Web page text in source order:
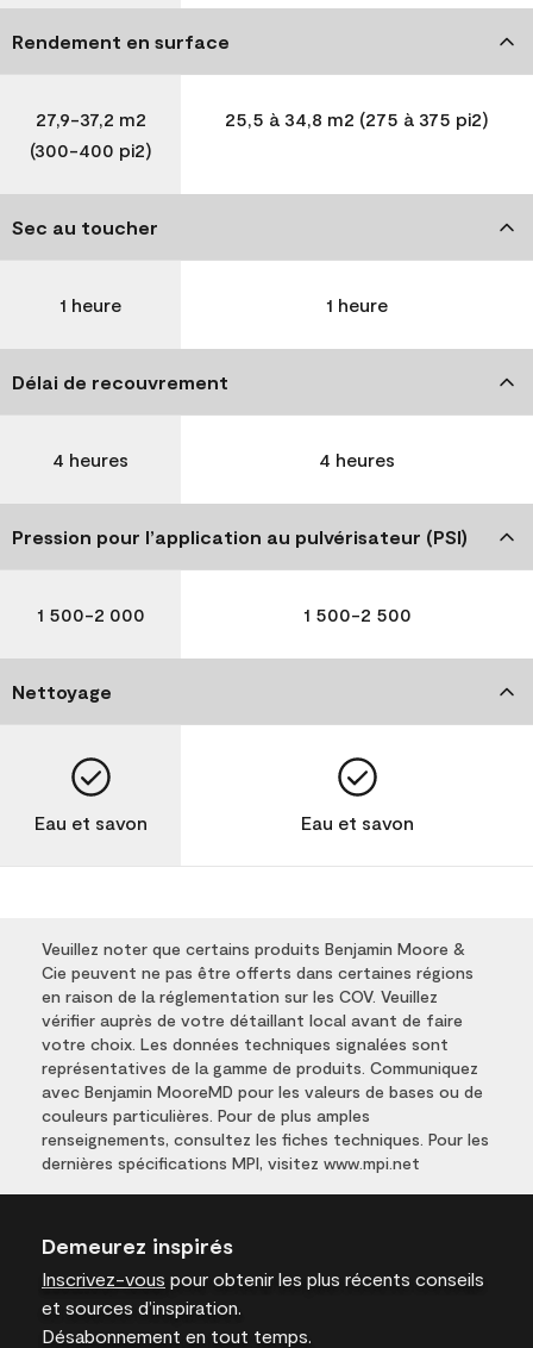
Rendement en surface
27,9-37,2 m2
(300-400 pi2)
25,5 à 34,8 m2 (275 à 375 pi2)
Sec au toucher
1 heure 1 heure
Délai de recouvrement
4 heures 4 heures
Pression pour l’application au pulvérisateur (PSI)
1 500-2 000 1 500-2 500
Nettoyage
Eau et savon Eau et savon
Veuillez noter que certains produits Benjamin Moore &
Cie peuvent ne pas être offerts dans certaines régions
en raison de la réglementation sur les COV. Veuillez
vérifier auprès de votre détaillant local avant de faire
votre choix. Les données techniques signalées sont
représentatives de la gamme de produits. Communiquez
avec Benjamin MooreMD pour les valeurs de bases ou de
couleurs particulières. Pour de plus amples
renseignements, consultez les fiches techniques. Pour les
dernières spécifications MPI, visitez www.mpi.net
Demeurez inspirés
Inscrivez-vous pour obtenir les plus récents conseils
et sources d’inspiration.
Désabonnement en tout temps.